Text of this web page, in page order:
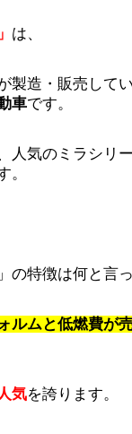
は、
製造・販売して
車です。
人気のミラシリ
。
の特徴は何と言っ
ルムと低燃費が
気を誇ります。